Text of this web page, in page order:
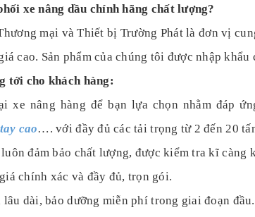
xe nâng dầu chính hãng chất lượng?
mại và Thiết bị Trường Phát là đơn vị
cao. Sản phẩm của chúng tôi được nhập
tới cho khách hàng:
xe nâng hàng để bạn lựa chọn nhằm đáp
cao…. với đầy đủ các tải trọng từ 2 đến 20
đảm bảo chất lượng, được kiểm tra kĩ càng
chính xác và đầy đủ, trọn gói.
lâu dài, bảo dưỡng miễn phí trong giai đoạn đầu.